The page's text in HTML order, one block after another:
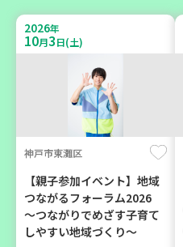
神戸市兵庫区
【第3地区本部】「ふれあい
喫茶つどい」気軽に集う居
場所（第1月曜日に開催）
ボランティア
カフェ・つどい場
2026年
10月3日(土)
神戸市東灘区
【親子参加イベント】地域
つながるフォーラム2026
～つながりでめざす子育て
しやすい地域づくり～